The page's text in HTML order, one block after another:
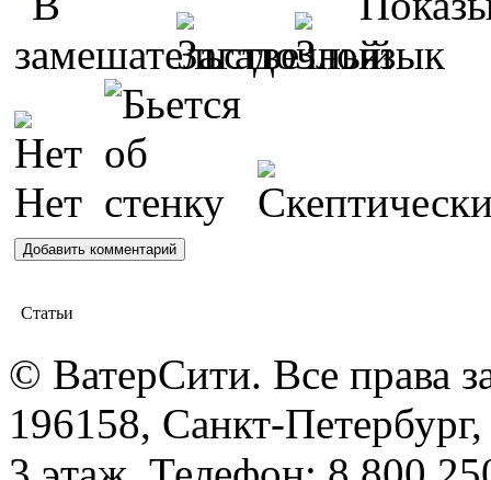
Статьи
© ВатерСити. Все права
196158, Санкт-